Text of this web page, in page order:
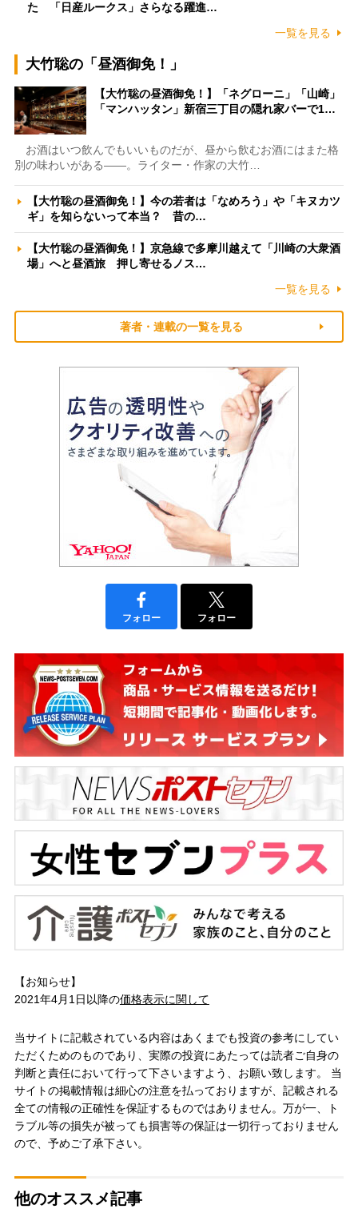
た 「日産ルークス」さらなる躍進…
一覧を見る
大竹聡の「昼酒御免！」
【大竹聡の昼酒御免！】「ネグローニ」「山崎」
「マンハッタン」新宿三丁目の隠れ家バーで1…
お酒はいつ飲んでもいいものだが、昼から飲むお酒にはまた格
別の味わいがある――。ライター・作家の大竹…
【大竹聡の昼酒御免！】今の若者は「なめろう」や「キヌカツ
ギ」を知らないって本当？ 昔の…
【大竹聡の昼酒御免！】京急線で多摩川越えて「川崎の大衆酒
場」へと昼酒旅 押し寄せるノス…
一覧を見る
著者・連載の一覧を見る
フォロー フォロー
【お知らせ】
2021年4月1日以降の価格表示に関して
当サイトに記載されている内容はあくまでも投資の参考にしてい
ただくためのものであり、実際の投資にあたっては読者ご自身の
判断と責任において行って下さいますよう、お願い致します。 当
サイトの掲載情報は細心の注意を払っておりますが、記載される
全ての情報の正確性を保証するものではありません。万が一、ト
ラブル等の損失が被っても損害等の保証は一切行っておりません
ので、予めご了承下さい。
他のオススメ記事